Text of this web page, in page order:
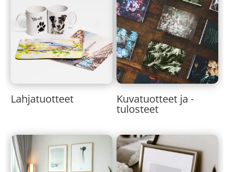
Lahjatuotteet Kuvatuotteet ja -
tulosteet